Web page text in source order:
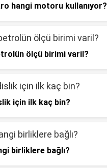
hangi motoru kullanıyor?
ölçü birimi varil?
için ilk kaç bin?
birliklere bağlı?